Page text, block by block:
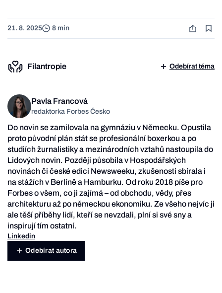
21. 8. 2025 8 min
Filantropie Odebírat téma
Pavla Francová
redaktorka Forbes Česko
Do novin se zamilovala na gymnáziu v Německu. Opustila
proto původní plán stát se profesionální boxerkou a po
studiích žurnalistiky a mezinárodních vztahů nastoupila do
Lidových novin. Později působila v Hospodářských
novinách či české edici Newsweeku, zkušenosti sbírala i
na stážích v Berlíně a Hamburku. Od roku 2018 píše pro
Forbes o všem, co ji zajímá – od obchodu, vědy, přes
architekturu až po německou ekonomiku. Ze všeho nejvíc ji
ale těší příběhy lidí, kteří se nevzdali, plní si své sny a
inspirují tím ostatní.
Linkedin
Odebírat autora